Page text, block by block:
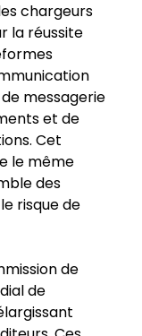
chargeurs
la réussite
messagerie
et de
Cet
le même
des
risque de
de
de